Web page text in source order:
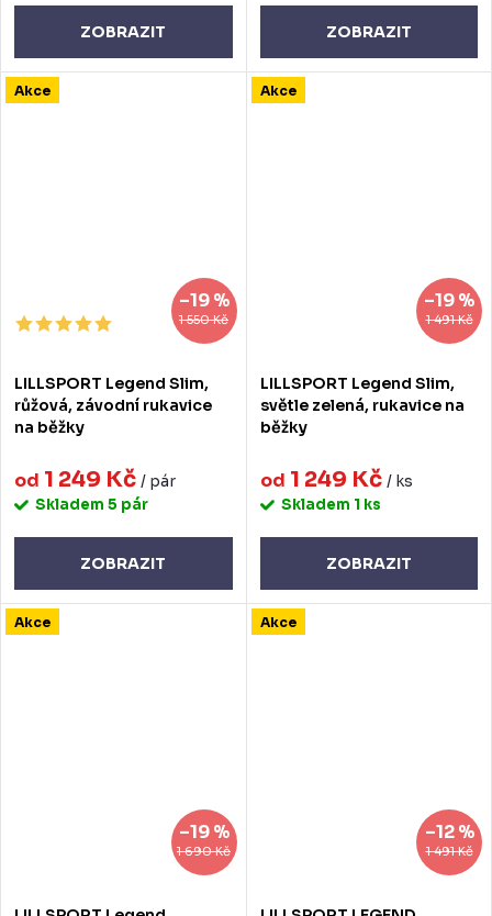
ZOBRAZIT ZOBRAZIT
Akce
1 550 Kč
–19 %
LILLSPORT Legend Slim,
růžová, závodní rukavice
na běžky
od 1 249 Kč / pár
Skladem 5 pár
ZOBRAZIT
Akce
1 491 Kč
–19 %
LILLSPORT Legend Slim,
světle zelená, rukavice na
běžky
od 1 249 Kč / ks
Skladem 1 ks
ZOBRAZIT
Akce
1 690 Kč
–19 %
Akce
1 491 Kč
–12 %